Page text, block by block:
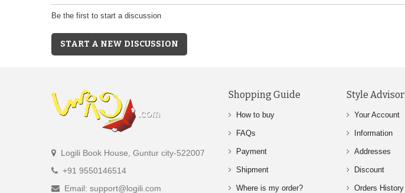
Be the first to start a discussion
START A NEW DISCUSSION
Logili Book House, Guntur city-522007
+91 9550146514
Email: support@logili.com
Shopping Guide
How to buy
FAQs
Payment
Shipment
Where is my order?
Style Advisor
Your Account
Information
Addresses
Discount
Orders History